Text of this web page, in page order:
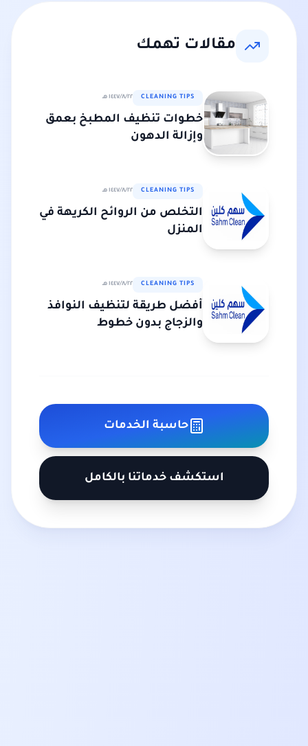
مقالات تهمك
CLEANING TIPS ٢٢‏/٨‏/١٤٤٧ هـ
خطوات تنظيف المطبخ بعمق
وإزالة الدهون
CLEANING TIPS ٢٢‏/٨‏/١٤٤٧ هـ
التخلص من الروائح الكريهة في
المنزل
CLEANING TIPS ٢٢‏/٨‏/١٤٤٧ هـ
أفضل طريقة لتنظيف النوافذ
والزجاج بدون خطوط
حاسبة الخدمات
استكشف خدماتنا بالكامل